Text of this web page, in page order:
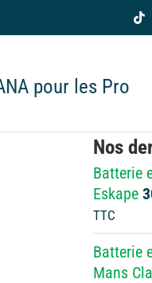
pour les Pro
Nos
Batterie
Eskape
TTC
Batterie
Mans